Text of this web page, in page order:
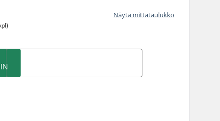
Näytä mittataulukko